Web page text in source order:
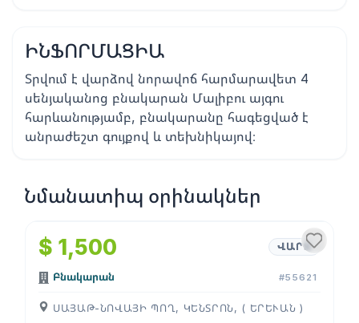
ԻՆՖՈՐՄԱՑԻԱ
Տրվում է վարձով նորավոճ հարմարավետ 4
սենյականոց բնակարան Մալիբու այգու
հարևանությամբ, բնակարանը հագեցված է
անրաժեշտ գույքով և տեխնիկայով։
Նմանատիպ օրինակներ
1 /4
$ 1,500 ՎԱՐՁ
Բնակարան #55621
ՍԱՅԱԹ-ՆՈՎԱՅԻ ՊՈՂ, ԿԵՆՏՐՈՆ, ( ԵՐԵՒԱՆ )